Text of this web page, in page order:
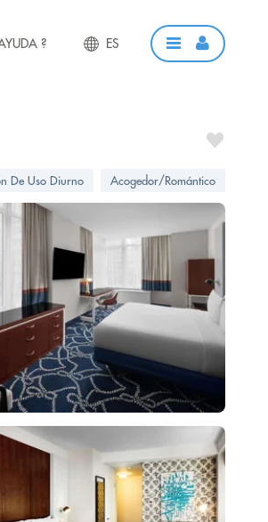
? ES
De Uso Diurno Acogedor/Romántico